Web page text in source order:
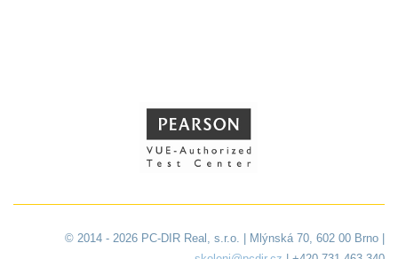
© 2014 - 2026 PC-DIR Real, s.r.o. | Mlýnská 70, 602 00 Brno |